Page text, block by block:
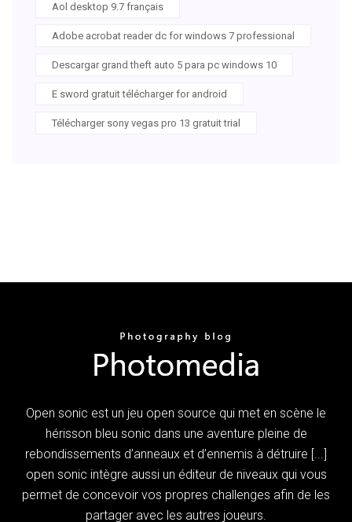
Aol desktop 9.7 français
Adobe acrobat reader dc for windows 7 professional
Descargar grand theft auto 5 para pc windows 10
E sword gratuit télécharger for android
Télécharger sony vegas pro 13 gratuit trial
Open sonic est un jeu open source qui met en scène le
hérisson bleu sonic dans une aventure pleine de
rebondissements d’anneaux et d’ennemis à détruire [...]
open sonic intègre aussi un éditeur de niveaux qui vous
permet de concevoir vos propres challenges afin de les
partager avec les autres joueurs.